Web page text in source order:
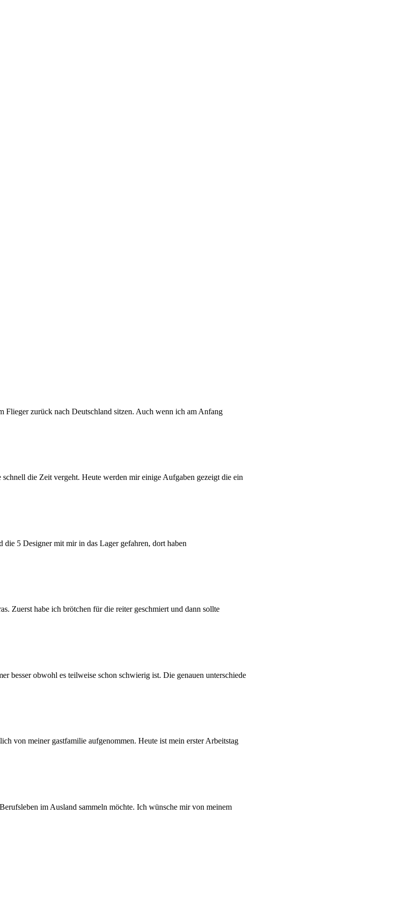
zurück nach Deutschland sitzen. Auch wenn ich am Anfang
die Zeit vergeht. Heute werden mir einige Aufgaben gezeigt die ein
5 Designer mit mir in das Lager gefahren, dort haben
Zuerst habe ich brötchen für die reiter geschmiert und dann sollte
besser obwohl es teilweise schon schwierig ist. Die genauen unterschiede
von meiner gastfamilie aufgenommen. Heute ist mein erster Arbeitstag
im Ausland sammeln möchte. Ich wünsche mir von meinem